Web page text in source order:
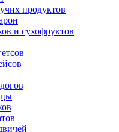
продуктов
и сухофруктов